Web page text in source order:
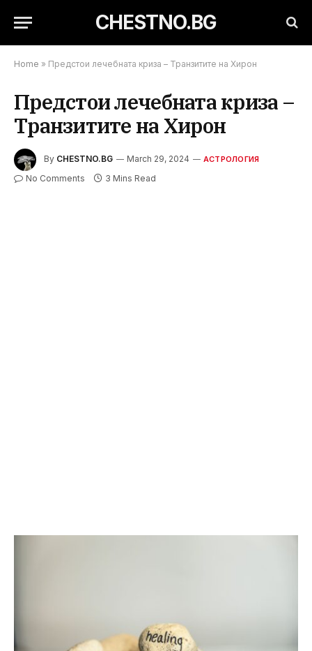
CHESTNO.BG
Home » Предстои лечебната криза – Транзитите на Хирон
Предстои лечебната криза –
Транзитите на Хирон
By CHESTNO.BG March 29, 2024 АСТРОЛОГИЯ
No Comments 3 Mins Read